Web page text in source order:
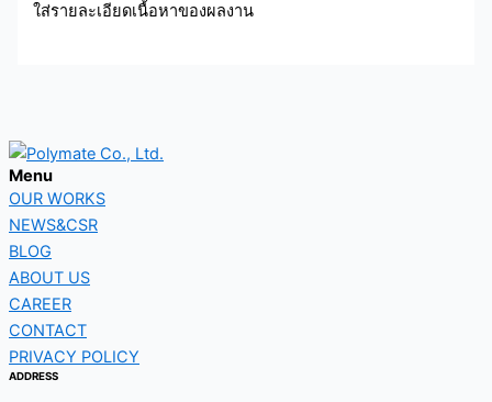
ใส่รายละเอียดเนื้อหาของผลงาน
Menu
OUR WORKS
NEWS&CSR
BLOG
ABOUT US
CAREER
CONTACT
PRIVACY POLICY
ADDRESS